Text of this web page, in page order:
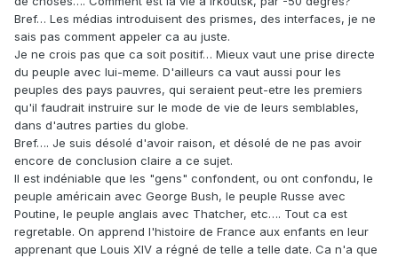
Bref… Les médias introduisent des prismes, des interfaces, je ne
sais pas comment appeler ca au juste.
Je ne crois pas que ca soit positif… Mieux vaut une prise directe
du peuple avec lui-meme. D'ailleurs ca vaut aussi pour les
peuples des pays pauvres, qui seraient peut-etre les premiers
qu'il faudrait instruire sur le mode de vie de leurs semblables,
dans d'autres parties du globe.
Bref…. Je suis désolé d'avoir raison, et désolé de ne pas avoir
encore de conclusion claire a ce sujet.
Il est indéniable que les "gens" confondent, ou ont confondu, le
peuple américain avec George Bush, le peuple Russe avec
Poutine, le peuple anglais avec Thatcher, etc…. Tout ca est
regretable. On apprend l'histoire de France aux enfants en leur
apprenant que Louis XIV a régné de telle a telle date. Ca n'a que